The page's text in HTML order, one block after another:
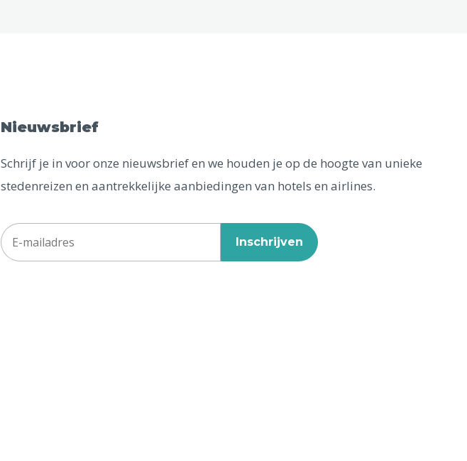
Nieuwsbrief
Schrijf je in voor onze nieuwsbrief en we houden je op de hoogte van unieke
stedenreizen en aantrekkelijke aanbiedingen van hotels en airlines.
Inschrijven